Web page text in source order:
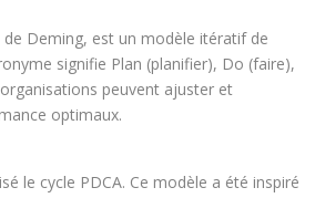
Deming, est un modèle itératif de
signifie Plan (planifier), Do (faire),
peuvent ajuster et
optimaux.
le cycle PDCA. Ce modèle a été inspiré